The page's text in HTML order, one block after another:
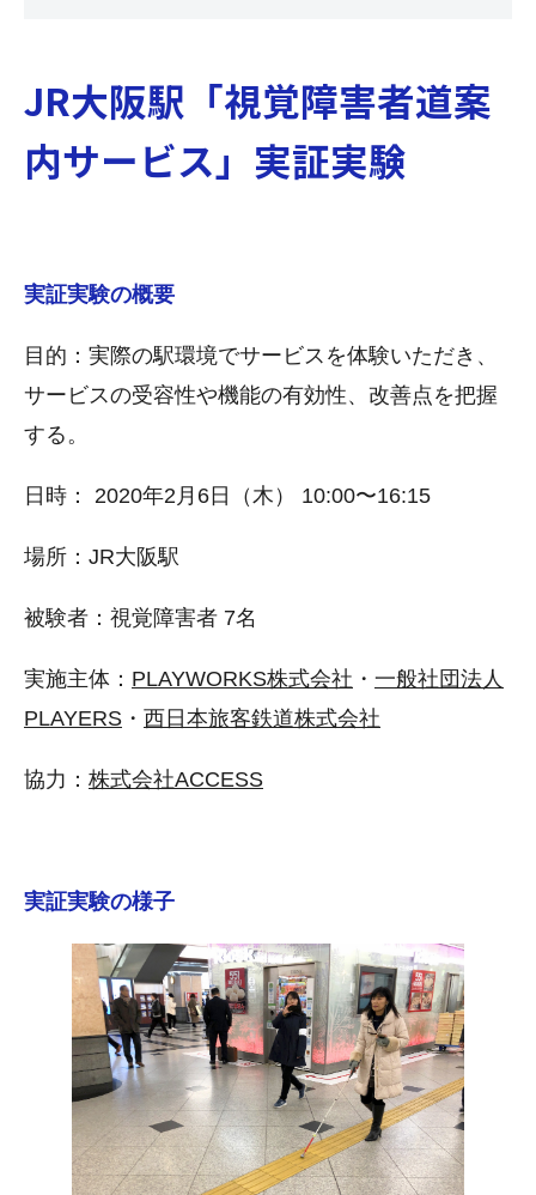
JR大阪駅「視覚障害者道案
内サービス」実証実験
実証実験の概要
目的：実際の駅環境でサービスを体験いただき、
サービスの受容性や機能の有効性、改善点を把握
する。
日時： 2020年2月6日（木） 10:00〜16:15
場所：JR大阪駅
被験者：視覚障害者 7名
実施主体： PLAYWORKS株式会社 ・ 一般社団法人
PLAYERS ・ 西日本旅客鉄道株式会社
協力： 株式会社ACCESS
実証実験の様子